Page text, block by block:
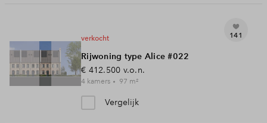
verkocht
Rijwoning type Alice #022
€ 412.500 v.o.n.
4 kamers 97 m²
Vergelijk
141